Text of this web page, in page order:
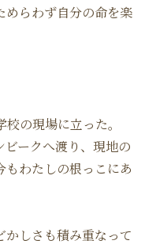
めらわず自分の命を楽
の現場に立った。
ークへ渡り、現地の
もわたしの根っこにあ
しさも積み重なって